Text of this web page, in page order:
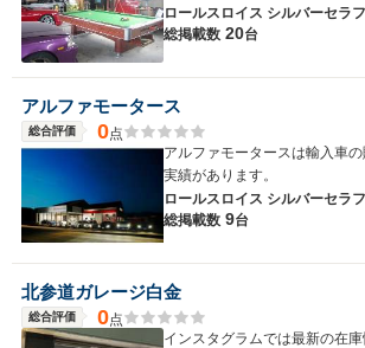
ロールスロイス シルバーセラ
総掲載数 20台
アルファモータース
総合評価 0点
アルファモータースは輸入車
実績があります。
ロールスロイス シルバーセラ
総掲載数 9台
北参道ガレージ白金
総合評価 0点
インスタグラムでは最新の在